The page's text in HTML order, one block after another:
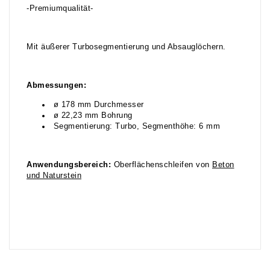
-Premiumqualität-
Mit äußerer Turbosegmentierung und Absauglöchern.
Abmessungen:
ø 178 mm Durchmesser
ø 22,23 mm Bohrung
Segmentierung: Turbo, Segmenthöhe: 6 mm
Anwendungsbereich: Oberflächenschleifen von Beton
und Naturstein